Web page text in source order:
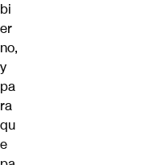
bi
er
no,
y
pa
ra
qu
e